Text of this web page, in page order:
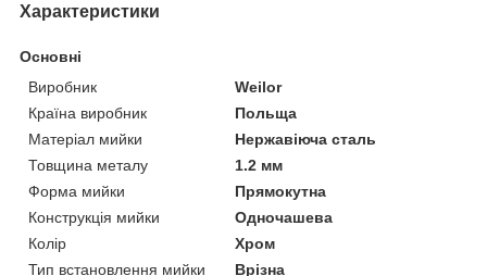
Характеристики
Основні
Виробник
Weilor
Країна виробник
Польща
Матеріал мийки
Нержавіюча сталь
Товщина металу
1.2 мм
Форма мийки
Прямокутна
Конструкція мийки
Одночашева
Колір
Хром
Тип встановлення мийки
Врізна